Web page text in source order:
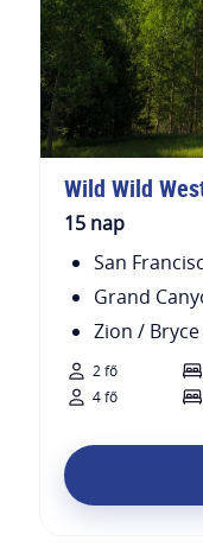
Wild Wild
15 nap
San
Grand
Zion /
2 fő
4 fő